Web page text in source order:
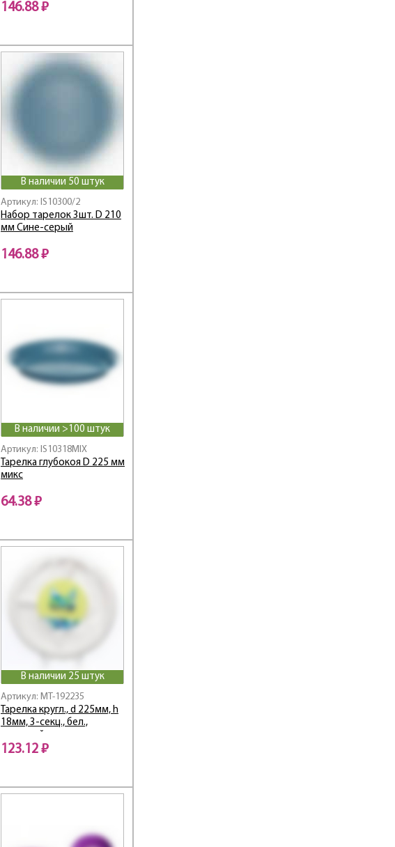
146.88 ₽
В наличии 50 штук
Артикул: IS10300/2
Набор тарелок 3шт. D 210
мм Сине-серый
146.88 ₽
В наличии >100 штук
Артикул: IS10318MIX
Тарелка глубокоя D 225 мм
микс
64.38 ₽
В наличии 25 штук
Артикул: MT-192235
Тарелка кругл., d 225мм, h
18мм, 3-секц., бел.,
123.12 ₽